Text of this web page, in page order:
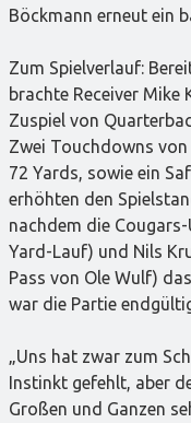
Böckmann erneut ein
Zum Spielverlauf:
brachte Receiver Mike
Zuspiel von
Zwei Touchdowns von
72 Yards, sowie ein
erhöhten den
nachdem die
Yard-Lauf) und Nils
Pass von Ole Wulf)
war die Partie
„Uns hat zwar zum
Instinkt gefehlt, aber
Großen und Ganzen